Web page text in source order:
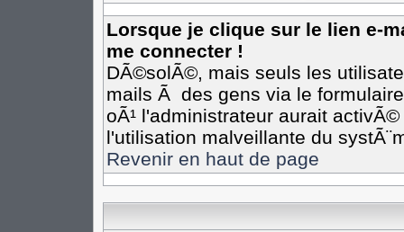
Lorsque je clique sur le lien e-
me connecter !
DÃ©solÃ©, mais seuls les
mails Ã des gens via le
oÃ¹ l'administrateur aurait
l'utilisation malveillante du
Revenir en haut de page